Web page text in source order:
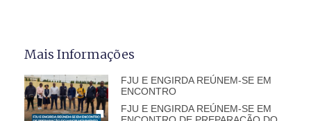
Mais Informações
FJU E ENGIRDA REÚNEM-SE EM
ENCONTRO
FJU E ENGIRDA REÚNEM-SE EM